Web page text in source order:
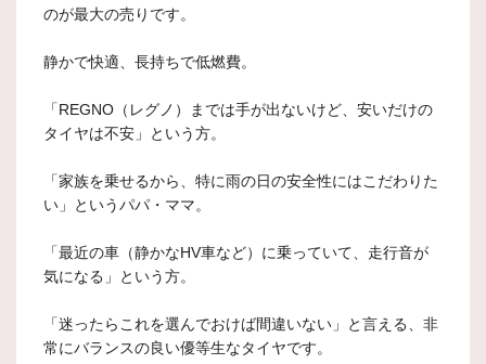
のが最大の売りです。
静かで快適、長持ちで低燃費。
「REGNO（レグノ）までは手が出ないけど、安いだけの
タイヤは不安」という方。
「家族を乗せるから、特に雨の日の安全性にはこだわりた
い」というパパ・ママ。
「最近の車（静かなHV車など）に乗っていて、走行音が
気になる」という方。
「迷ったらこれを選んでおけば間違いない」と言える、非
常にバランスの良い優等生なタイヤです。